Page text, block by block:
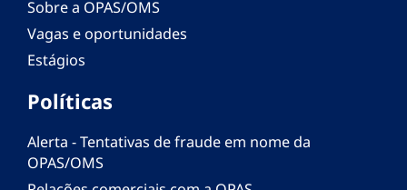
Sobre a OPAS/OMS
Vagas e oportunidades
Estágios
Políticas
Alerta - Tentativas de fraude em nome da
OPAS/OMS